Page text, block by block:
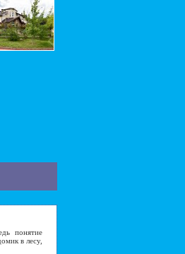
понятие
в лесу,